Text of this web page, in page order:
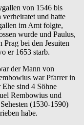
von 1546 bis
und hatte
im Amt folgte,
wurde und Paulus,
Prag bei den Jesuiten
er 1653 starb.
der Mann von
war Pfarrer in
sind 4 Söhne
Rembowius und
(1530-1590)
habe.